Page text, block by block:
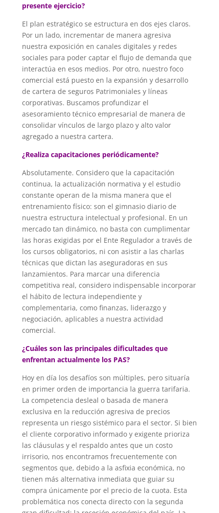
presente ejercicio?
El plan estratégico se estructura en dos ejes claros.
Por un lado, incrementar de manera agresiva
nuestra exposición en canales digitales y redes
sociales para poder captar el flujo de demanda que
interactúa en esos medios. Por otro, nuestro foco
comercial está puesto en la expansión y desarrollo
de cartera de seguros Patrimoniales y líneas
corporativas. Buscamos profundizar el
asesoramiento técnico empresarial de manera de
consolidar vínculos de largo plazo y alto valor
agregado a nuestra cartera.
¿Realiza capacitaciones periódicamente?
Absolutamente. Considero que la capacitación
continua, la actualización normativa y el estudio
constante operan de la misma manera que el
entrenamiento físico: son el gimnasio diario de
nuestra estructura intelectual y profesional. En un
mercado tan dinámico, no basta con cumplimentar
las horas exigidas por el Ente Regulador a través de
los cursos obligatorios, ni con asistir a las charlas
técnicas que dictan las aseguradoras en sus
lanzamientos. Para marcar una diferencia
competitiva real, considero indispensable incorporar
el hábito de lectura independiente y
complementaria, como finanzas, liderazgo y
negociación, aplicables a nuestra actividad
comercial.
¿Cuáles son las principales dificultades que
enfrentan actualmente los PAS?
Hoy en día los desafíos son múltiples, pero situaría
en primer orden de importancia la guerra tarifaria.
La competencia desleal o basada de manera
exclusiva en la reducción agresiva de precios
representa un riesgo sistémico para el sector. Si bien
el cliente corporativo informado y exigente prioriza
las cláusulas y el respaldo antes que un costo
irrisorio, nos encontramos frecuentemente con
segmentos que, debido a la asfixia económica, no
tienen más alternativa inmediata que guiar su
compra únicamente por el precio de la cuota. Esta
problemática nos conecta directo con la segunda